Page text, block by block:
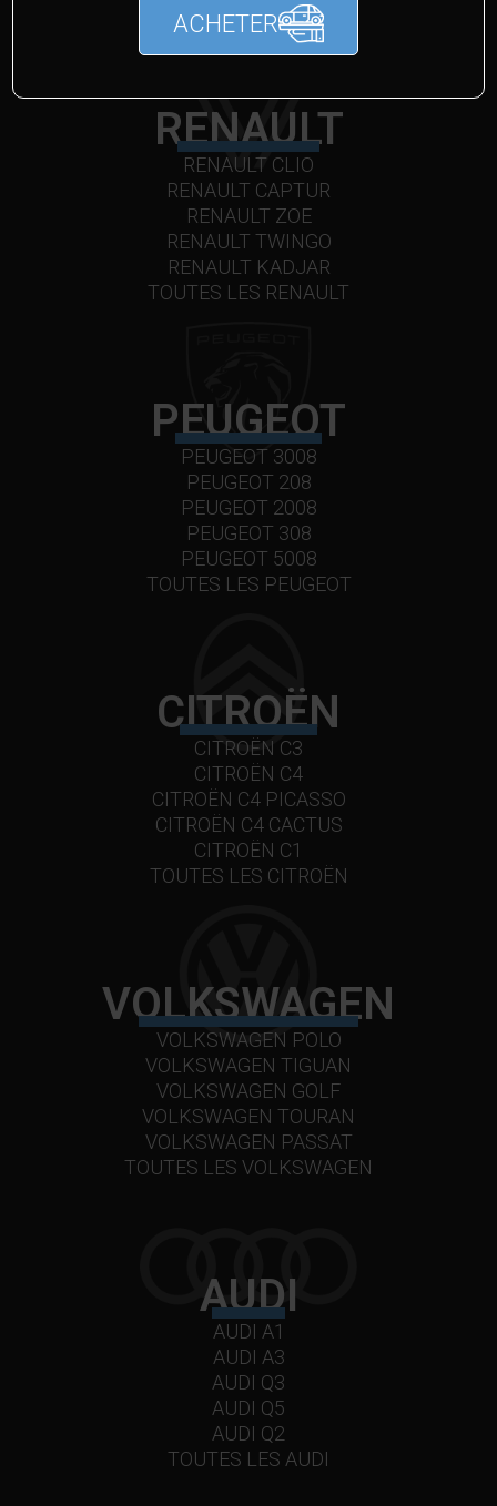
ACHETER
RENAULT
RENAULT CLIO
RENAULT CAPTUR
RENAULT ZOE
RENAULT TWINGO
RENAULT KADJAR
TOUTES LES RENAULT
PEUGEOT
PEUGEOT 3008
PEUGEOT 208
PEUGEOT 2008
PEUGEOT 308
PEUGEOT 5008
TOUTES LES PEUGEOT
CITROËN
CITROËN C3
CITROËN C4
CITROËN C4 PICASSO
CITROËN C4 CACTUS
CITROËN C1
TOUTES LES CITROËN
VOLKSWAGEN
VOLKSWAGEN POLO
VOLKSWAGEN TIGUAN
VOLKSWAGEN GOLF
VOLKSWAGEN TOURAN
VOLKSWAGEN PASSAT
TOUTES LES VOLKSWAGEN
AUDI
AUDI A1
AUDI A3
AUDI Q3
AUDI Q5
AUDI Q2
TOUTES LES AUDI